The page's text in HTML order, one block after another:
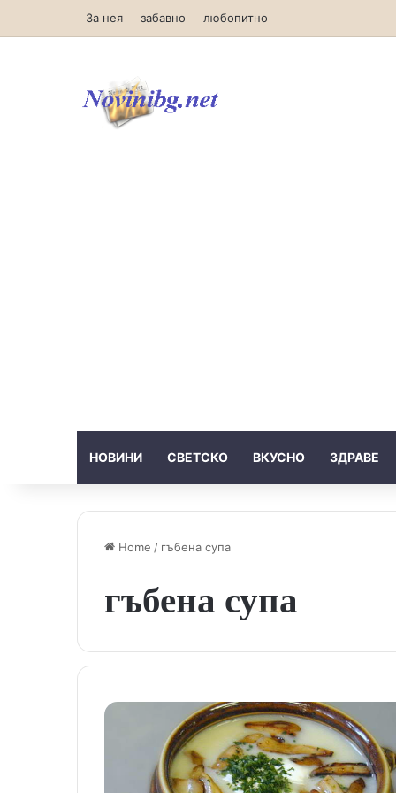
За нея забавно любопитно
НОВИНИ СВЕТСКО ВКУСНО ЗДРАВЕ
Home / гъбена супа
гъбена супа